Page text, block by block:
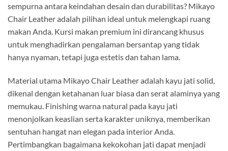
sempurna antara keindahan desain dan durabilitas? Mikayo
Chair Leather adalah pilihan ideal untuk melengkapi ruang
makan Anda. Kursi makan premium ini dirancang khusus
untuk menghadirkan pengalaman bersantap yang tidak
hanya nyaman, tetapi juga estetis dan tahan lama.
Material utama Mikayo Chair Leather adalah kayu jati solid,
dikenal dengan ketahanan luar biasa dan serat alaminya yang
memukau. Finishing warna natural pada kayu jati
menonjolkan keaslian serta karakter uniknya, memberikan
sentuhan hangat nan elegan pada interior Anda.
Pertimbangkan bagaimana kekokohan jati dapat menjadi